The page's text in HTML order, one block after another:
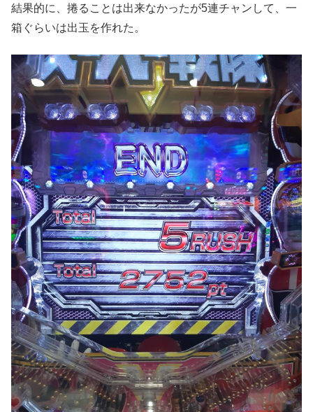
結果的に、捲ることは出来なかったが5連チャンして、一
箱ぐらいは出玉を作れた。